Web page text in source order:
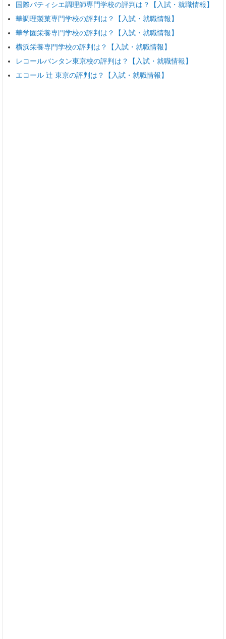
国際パティシエ調理師専門学校の評判は？【入試・就職情報】
華調理製菓専門学校の評判は？【入試・就職情報】
華学園栄養専門学校の評判は？【入試・就職情報】
横浜栄養専門学校の評判は？【入試・就職情報】
レコールバンタン東京校の評判は？【入試・就職情報】
エコール 辻 東京の評判は？【入試・就職情報】